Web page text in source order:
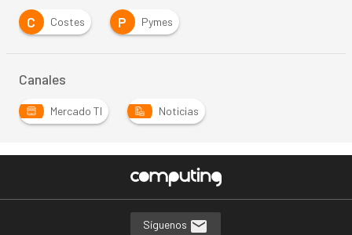
C
Costes P Pymes
Canales
Mercado TI Noticias
Síguenos